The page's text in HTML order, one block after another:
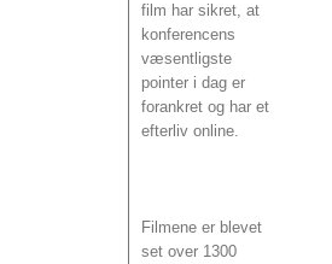
film har sikret, at
konferencens
væsentligste
pointer i dag er
forankret og har et
efterliv online.
Filmene er blevet
set over 1300